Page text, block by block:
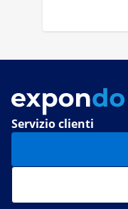
Servizio clienti